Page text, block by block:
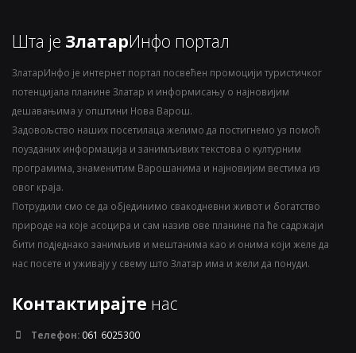
Шта је ЗлатарИнфо портал
ЗлатарИнфо је интернет портал посвећен промоцији туристичког
потенцијала планине Златар и информисању о најновијим
дешавањима у општини Нова Варош.
Задовољство наших посетилаца желимо да постигнемо уз помоћ
поузданих информација и занимљивих текстова о културним
програмима, знаменитим Варошанима и најновијим вестима из
овог краја.
Потрудили смо се да објединимо свакодневни живот и богатство
природе на које асоцира и сам назив ове планине па ће садржаји
бити подједнако занимљив и мештанима као и онима који желе да
нас посете и уживају у свему што Златар има и жели да понуди.
Контактирајте нас
Телефон: 061 6025300